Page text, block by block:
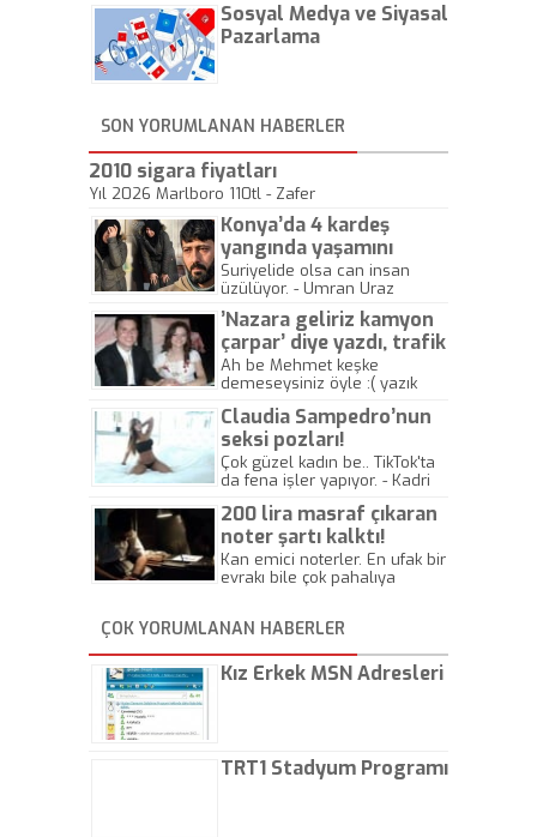
gösterisinin bu yarışmada
önemli olmadığını anlamıştır.
Sosyal Medya ve Siyasal
Pazarlama
SON YORUMLANAN HABERLER
2010 sigara fiyatları
Yıl 2026 Marlboro 110tl - Zafer
Konya’da 4 kardeş
yangında yaşamını
yitirdi
Suriyelide olsa can insan
üzülüyor. - Umran Uraz
’Nazara geliriz kamyon
çarpar’ diye yazdı, trafik
kazasında öldü!
Ah be Mehmet keşke
demeseysiniz öyle :( yazık
Claudia Sampedro’nun
seksi pozları!
Çok güzel kadın be.. TikTok'ta
da fena işler yapıyor. - Kadri
200 lira masraf çıkaran
noter şartı kalktı!
Kan emici noterler. En ufak bir
evrakı bile çok pahalıya
kaptırıyorsunuz. - Kayhan
Gezenti
ÇOK YORUMLANAN HABERLER
Kız Erkek MSN Adresleri
TRT1 Stadyum Programı